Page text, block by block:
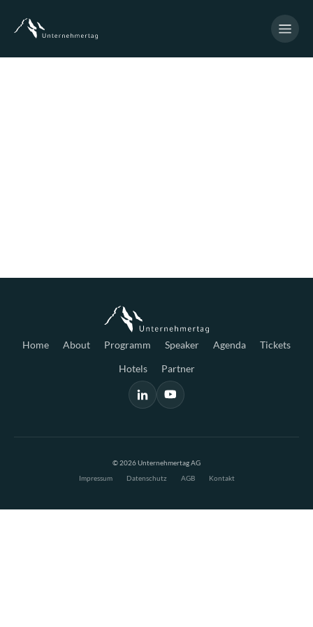
Home About Programm Speaker Agenda
Tickets
Hotels
Partner
© 2026 Unternehmertag AG
Impressum
Datenschutz AGB Kontakt